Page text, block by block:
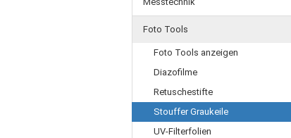
Foto Tools
Foto Tools anzeigen
Diazofilme
Retuschestifte
Stouffer Graukeile
UV-Filterfolien